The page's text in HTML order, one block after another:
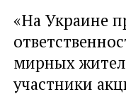
«На Украине
мирных
участники